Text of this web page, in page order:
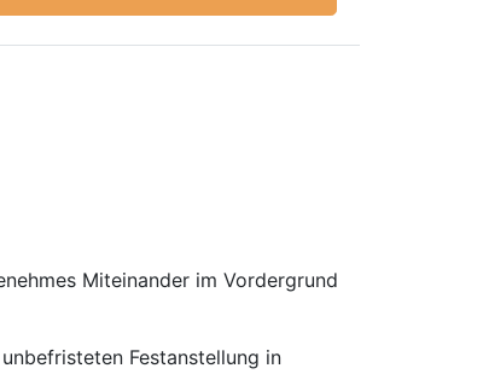
Miteinander im Vordergrund
Festanstellung in